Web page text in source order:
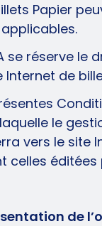
Papier
se réserve
Internet de
le
vers le site
celles
de